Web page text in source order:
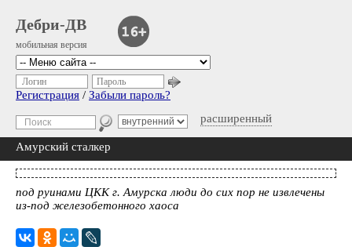
Дебри-ДВ
мобильная версия
расширенный
Логин Пароль
Регистрация / Забыли пароль?
Амурский сталкер
под руинами ЦКК г. Амурска люди до сих пор не извлечены
из-под железобетонного хаоса